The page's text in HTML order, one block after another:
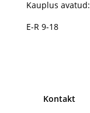
Kauplus avatud:
E-R 9-18
Kontakt